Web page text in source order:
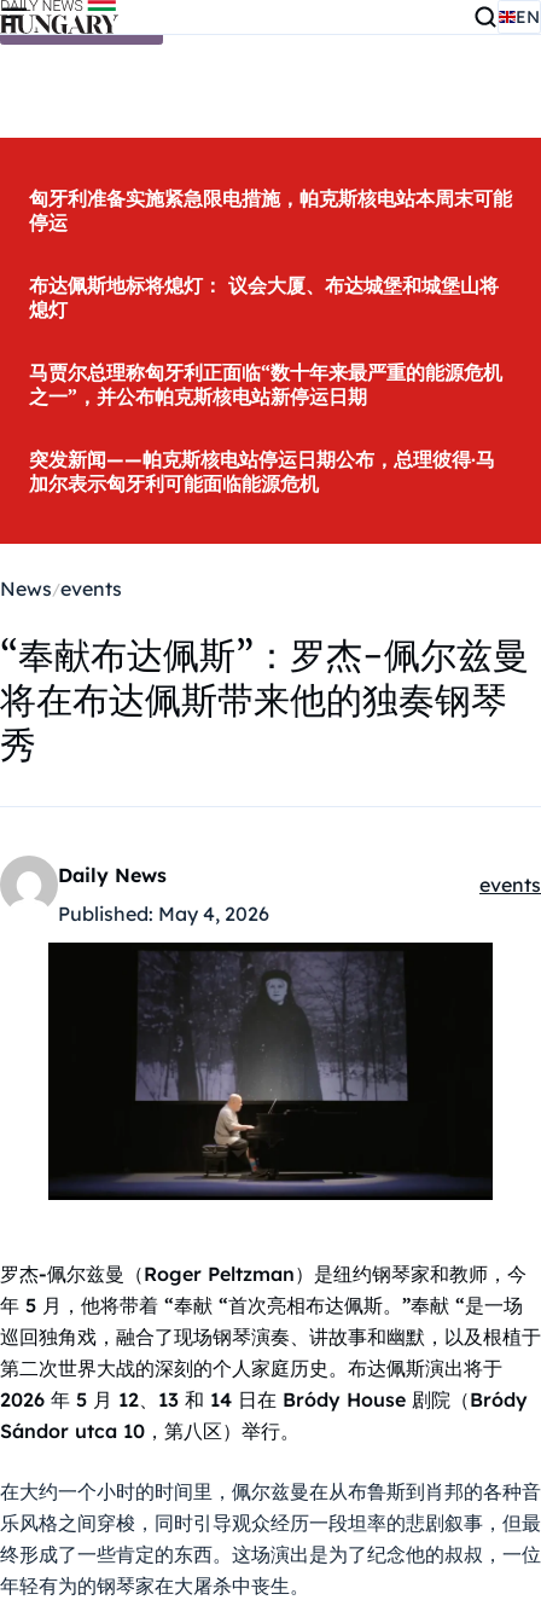
Skip to content EN
匈牙利准备实施紧急限电措施，帕克斯核电站本周末可能
停运
布达佩斯地标将熄灯： 议会大厦、布达城堡和城堡山将
熄灯
马贾尔总理称匈牙利正面临“数十年来最严重的能源危机
之一”，并公布帕克斯核电站新停运日期
突发新闻——帕克斯核电站停运日期公布，总理彼得·马
加尔表示匈牙利可能面临能源危机
News events
“奉献布达佩斯”：罗杰-佩尔兹曼
将在布达佩斯带来他的独奏钢琴
秀
Daily News
Published: May 4, 2026
events
罗杰-佩尔兹曼（Roger Peltzman）是纽约钢琴家和教师，今
年 5 月，他将带着 “奉献 “首次亮相布达佩斯。”奉献 “是一场
巡回独角戏，融合了现场钢琴演奏、讲故事和幽默，以及根植于
第二次世界大战的深刻的个人家庭历史。布达佩斯演出将于
2026 年 5 月 12、13 和 14 日在 Bródy House 剧院（Bródy
Sándor utca 10，第八区）举行。
在大约一个小时的时间里，佩尔兹曼在从布鲁斯到肖邦的各种音
乐风格之间穿梭，同时引导观众经历一段坦率的悲剧叙事，但最
终形成了一些肯定的东西。这场演出是为了纪念他的叔叔，一位
年轻有为的钢琴家在大屠杀中丧生。